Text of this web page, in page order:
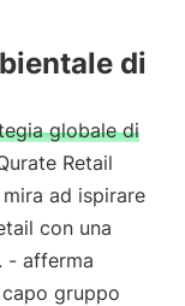
di
globale di
Retail
ad ispirare
con una
- afferma
gruppo